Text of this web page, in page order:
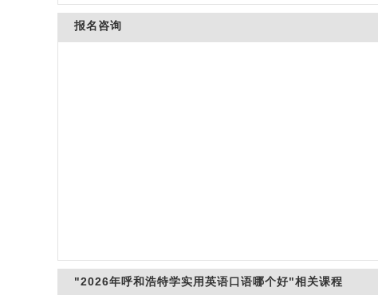
报名咨询
"2026年呼和浩特学实用英语口语哪个好"相关课程